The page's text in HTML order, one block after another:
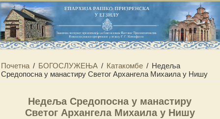
Почетна / БОГОСЛУЖЕЊА / Катакомбе / Недеља
Средопосна у манастиру Светог Архангела Михаила у Нишу
Недеља Средопосна у манастиру
Светог Архангела Михаила у Нишу